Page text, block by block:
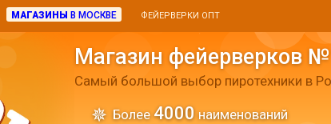
МАГАЗИНЫ В МОСКВЕ ФЕЙЕРВЕРКИ ОПТ
Магазин фейерверков
Самый большой выбор пиротехники в
Более 4000 наименований